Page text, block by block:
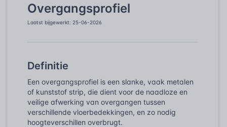
Overgangsprofiel
Laatst bijgewerkt: 25-06-2026
Definitie
Een overgangsprofiel is een slanke, vaak metalen
of kunststof strip, die dient voor de naadloze en
veilige afwerking van overgangen tussen
verschillende vloerbedekkingen, en zo nodig
hoogteverschillen overbrugt.